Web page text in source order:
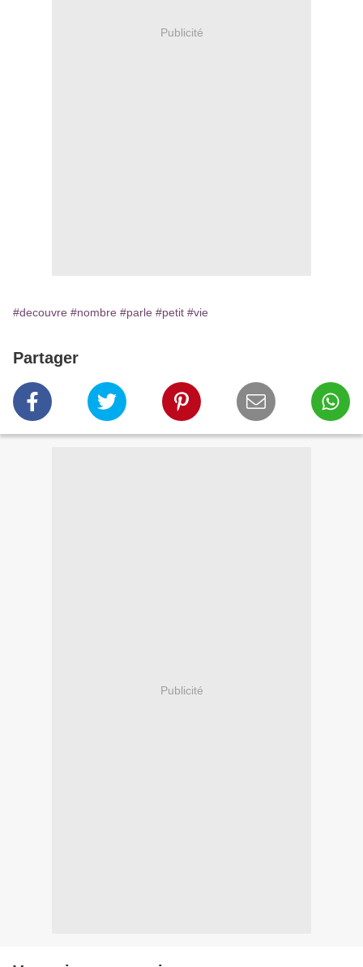
Publicité
#decouvre #nombre #parle #petit #vie
Partager
Publicité